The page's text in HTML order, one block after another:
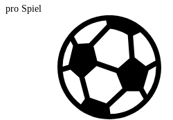
pro Spiel